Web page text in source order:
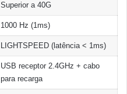
Superior a 40G
1000 Hz (1ms)
LIGHTSPEED (latência < 1ms)
USB receptor 2.4GHz + cabo
para recarga